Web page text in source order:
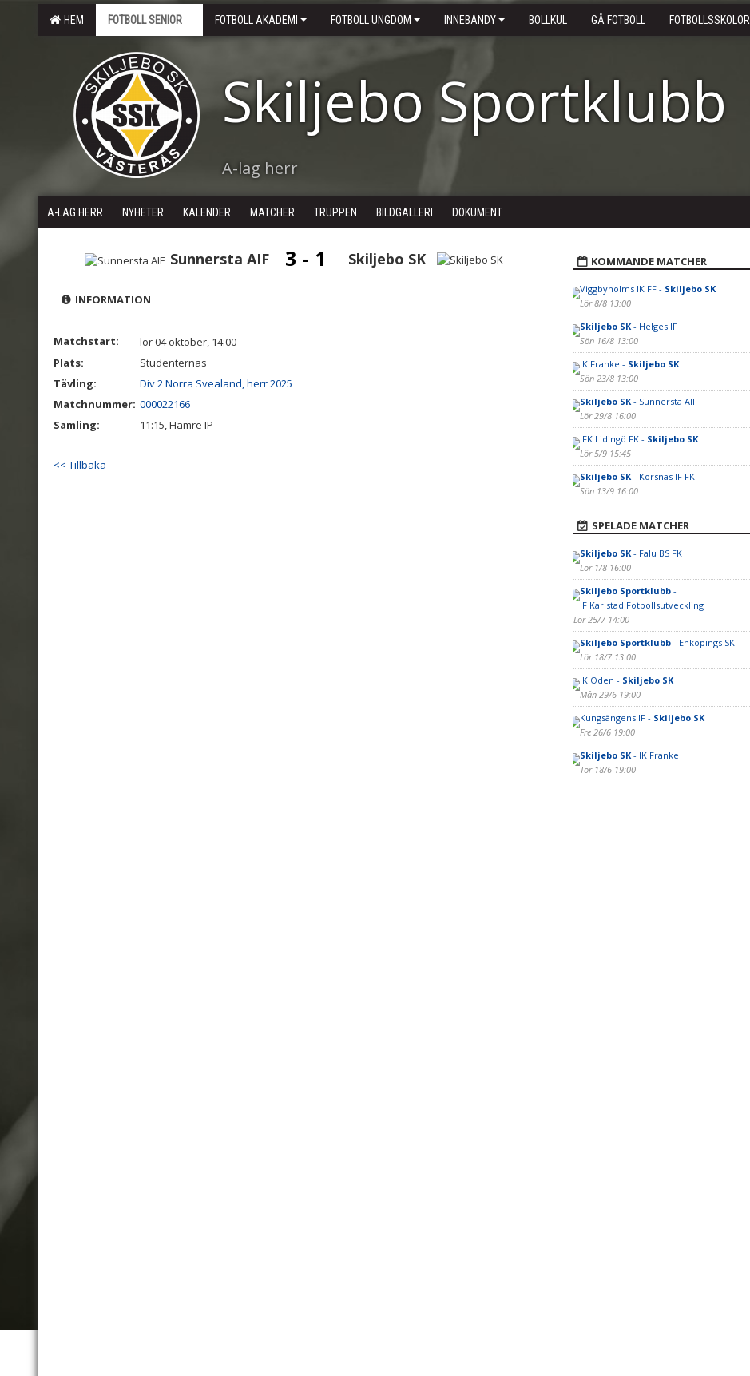
HEM FOTBOLL SENIOR FOTBOLL AKADEMI FOTBOLL UNGDOM INNEBANDY BOLLKUL GÅ FOTBOLL FOTBOLLSSKOLOR
Skiljebo Sportklubb
A-lag herr
A-LAG HERR NYHETER KALENDER MATCHER TRUPPEN BILDGALLERI DOKUMENT
Sunnersta AIF 3 - 1 Skiljebo SK
INFORMATION
Matchstart:
lör 04 oktober, 14:00
Plats:
Studenternas
Tävling:
Div 2 Norra Svealand, herr 2025
Matchnummer: 000022166
Samling:
11:15, Hamre IP
<< Tillbaka
KOMMANDE MATCHER
Viggbyholms IK FF - Skiljebo SK
Lör 8/8 13:00
Skiljebo SK- Helges IF
Sön 16/8 13:00
IK Franke - Skiljebo SK
Sön 23/8 13:00
Skiljebo SK- Sunnersta AIF
Lör 29/8 16:00
IFK Lidingö FK - Skiljebo SK
Lör 5/9 15:45
Skiljebo SK- Korsnäs IF FK
Sön 13/9 16:00
SPELADE MATCHER
Skiljebo SK- Falu BS FK
Lör 1/8 16:00
Skiljebo Sportklubb-
IF Karlstad Fotbollsutveckling
Lör 25/7 14:00
Skiljebo Sportklubb- Enköpings SK
Lör 18/7 13:00
IK Oden - Skiljebo SK
Mån 29/6 19:00
Kungsängens IF - Skiljebo SK
Fre 26/6 19:00
Skiljebo SK- IK Franke
Tor 18/6 19:00